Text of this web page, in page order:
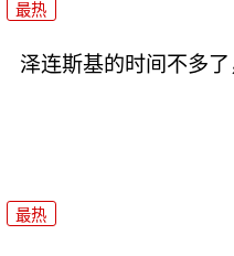
最热
泽连斯基的时间不多
最热